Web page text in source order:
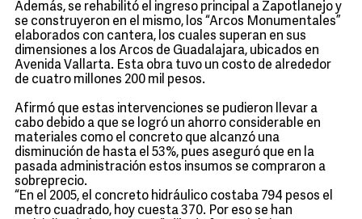
Además, se rehabilitó el ingreso principal a Zapotlanejo y
se construyeron en el mismo, los “Arcos Monumentales”
elaborados con cantera, los cuales superan en sus
dimensiones a los Arcos de Guadalajara, ubicados en
Avenida Vallarta. Esta obra tuvo un costo de alrededor
de cuatro millones 200 mil pesos.
Afirmó que estas intervenciones se pudieron llevar a
cabo debido a que se logró un ahorro considerable en
materiales como el concreto que alcanzó una
disminución de hasta el 53%, pues aseguró que en la
pasada administración estos insumos se compraron a
sobreprecio.
“En el 2005, el concreto hidráulico costaba 794 pesos el
metro cuadrado, hoy cuesta 370. Por eso se han